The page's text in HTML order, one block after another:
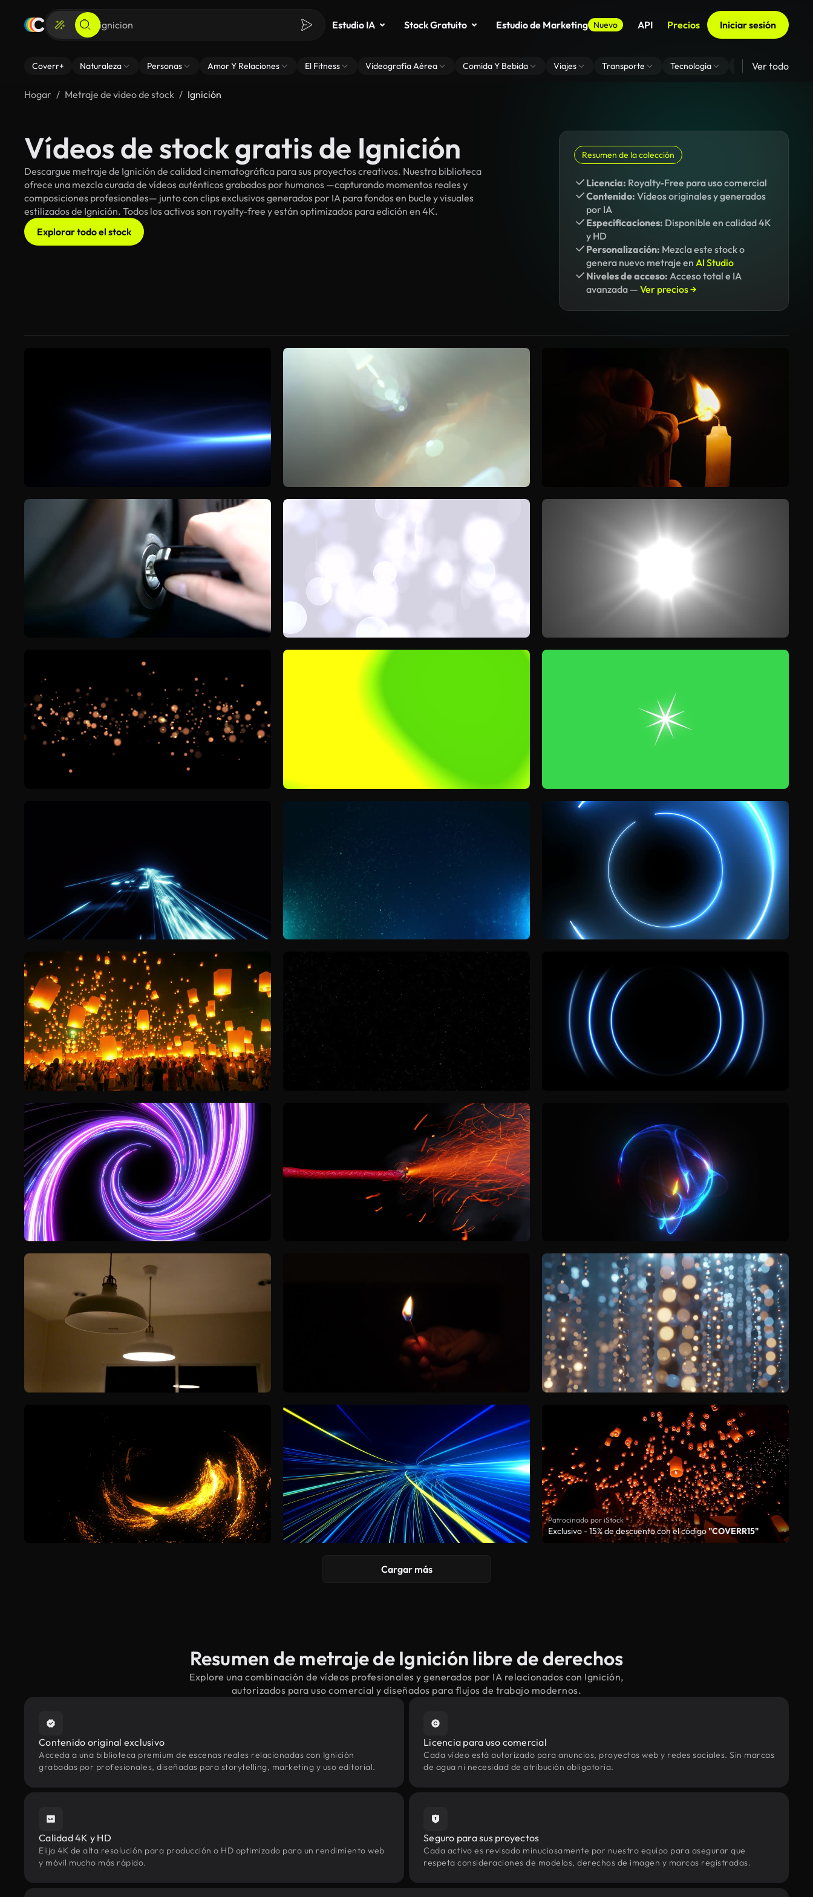
Estudio IA Stock Gratuito Estudio de Marketing Nuevo API Precios Iniciar sesión
Coverr+ Naturaleza Personas Amor Y Relaciones El Fitness Videografía Aérea Comida Y Bebida Viajes Transporte Tecnología Zoom De Fondo
Ver todo
Hogar Metraje de video de stock Ignición
Vídeos de stock gratis de Ignición
Descargue metraje de Ignición de calidad cinematográfica para sus proyectos creativos. Nuestra biblioteca
ofrece una mezcla curada de vídeos auténticos grabados por humanos —capturando momentos reales y
composiciones profesionales— junto con clips exclusivos generados por IA para fondos en bucle y visuales
estilizados de Ignición. Todos los activos son royalty-free y están optimizados para edición en 4K.
Explorar todo el stock
Resumen de la colección
Licencia: Royalty-Free para uso comercial
Contenido: Vídeos originales y generados
por IA
Especificaciones: Disponible en calidad 4K
y HD
Personalización: Mezcla este stock o
genera nuevo metraje en AI Studio
Niveles de acceso: Acceso total e IA
avanzada — Ver precios →
Patrocinado por iStock
Exclusivo - 15% de descuento con el código"COVERR15"
Cargar más
Resumen de metraje de Ignición libre de derechos
Explore una combinación de vídeos profesionales y generados por IA relacionados con Ignición,
autorizados para uso comercial y diseñados para flujos de trabajo modernos.
Contenido original exclusivo
Acceda a una biblioteca premium de escenas reales relacionadas con Ignición
grabadas por profesionales, diseñadas para storytelling, marketing y uso editorial.
Licencia para uso comercial
Cada vídeo está autorizado para anuncios, proyectos web y redes sociales. Sin marcas
de agua ni necesidad de atribución obligatoria.
Calidad 4K y HD
Elija 4K de alta resolución para producción o HD optimizado para un rendimiento web
y móvil mucho más rápido.
Seguro para sus proyectos
Cada activo es revisado minuciosamente por nuestro equipo para asegurar que
respeta consideraciones de modelos, derechos de imagen y marcas registradas.